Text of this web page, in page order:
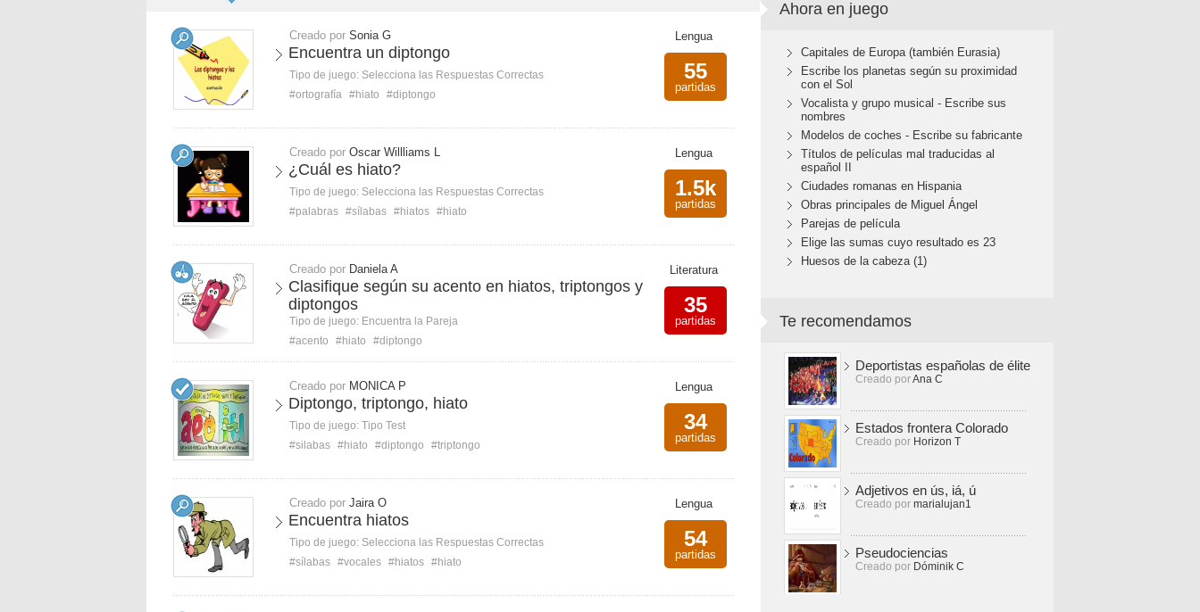
Creado por Sonia G
Encuentra un diptongo
Tipo de juego: Selecciona las Respuestas Correctas
#ortografía #hiato #diptongo
Lengua
55
partidas
Creado por Oscar Willliams L
¿Cuál es hiato?
Tipo de juego: Selecciona las Respuestas Correctas
#palabras #sílabas #hiatos #hiato
Lengua
1.5k
partidas
Creado por Daniela A
Clasifique según su acento en hiatos, triptongos y
diptongos
Tipo de juego: Encuentra la Pareja
#acento
#hiato #diptongo
Literatura
35
partidas
Creado por MONICA P
Diptongo, triptongo, hiato
Tipo de juego: Tipo Test
#silabas #hiato #diptongo #triptongo
Lengua
34
partidas
Creado por Jaira O
Encuentra hiatos
Tipo de juego: Selecciona las Respuestas Correctas
#sílabas #vocales #hiatos #hiato
Lengua
54
partidas
Ahora en juego
Capitales de Europa (también Eurasia)
Escribe los planetas según su proximidad
con el Sol
Vocalista y grupo musical - Escribe sus
nombres
Modelos de coches - Escribe su fabricante
Títulos de películas mal traducidas al
español II
Ciudades romanas en Hispania
Obras principales de Miguel Ángel
Parejas de película
Elige las sumas cuyo resultado es 23
Huesos de la cabeza (1)
Te recomendamos
Deportistas españolas de élite
Creado porAna C
Estados frontera Colorado
Creado por Horizon T
Adjetivos en ús, iá, ú
Creado por marialujan1
Pseudociencias
Creado por Dóminik C